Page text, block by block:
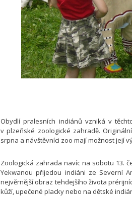
Obydlí pralesních indiánů vzniká v
v plzeňské zoologické zahradě.
srpna a návštěvníci zoo mají možnost její
Zoologická zahrada navíc na sobotu 13.
Yekwanou přijedou indiáni ze Severní
nejvěrnější obraz tehdejšího života
kůží, upečené placky nebo na dětské